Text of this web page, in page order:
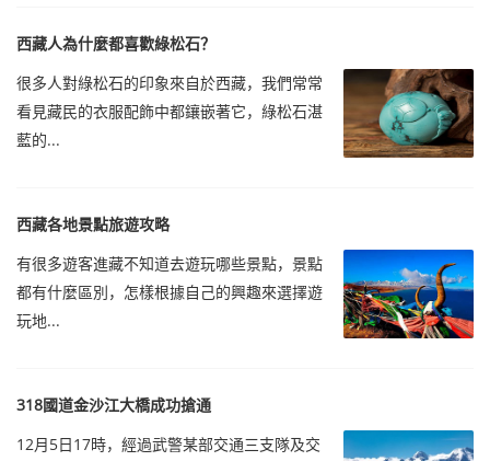
西藏人為什麼都喜歡綠松石？
很多人對綠松石的印象來自於西藏，我們常常
看見藏民的衣服配飾中都鑲嵌著它，綠松石湛
藍的...
西藏各地景點旅遊攻略
有很多遊客進藏不知道去遊玩哪些景點，景點
都有什麼區別，怎樣根據自己的興趣來選擇遊
玩地...
318國道金沙江大橋成功搶通
12月5日17時，經過武警某部交通三支隊及交